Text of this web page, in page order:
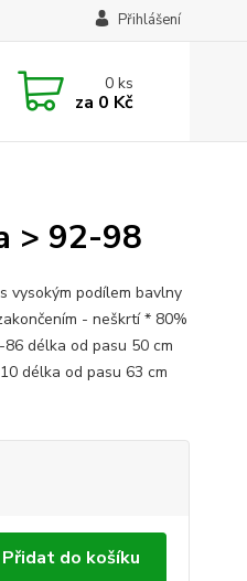
Přihlášení
0ks
za 0 Kč
> 92-98
vysokým podílem bavlny
- neškrtí * 80%
délka od pasu 50 cm
délka od pasu 63 cm
Přidat do košíku